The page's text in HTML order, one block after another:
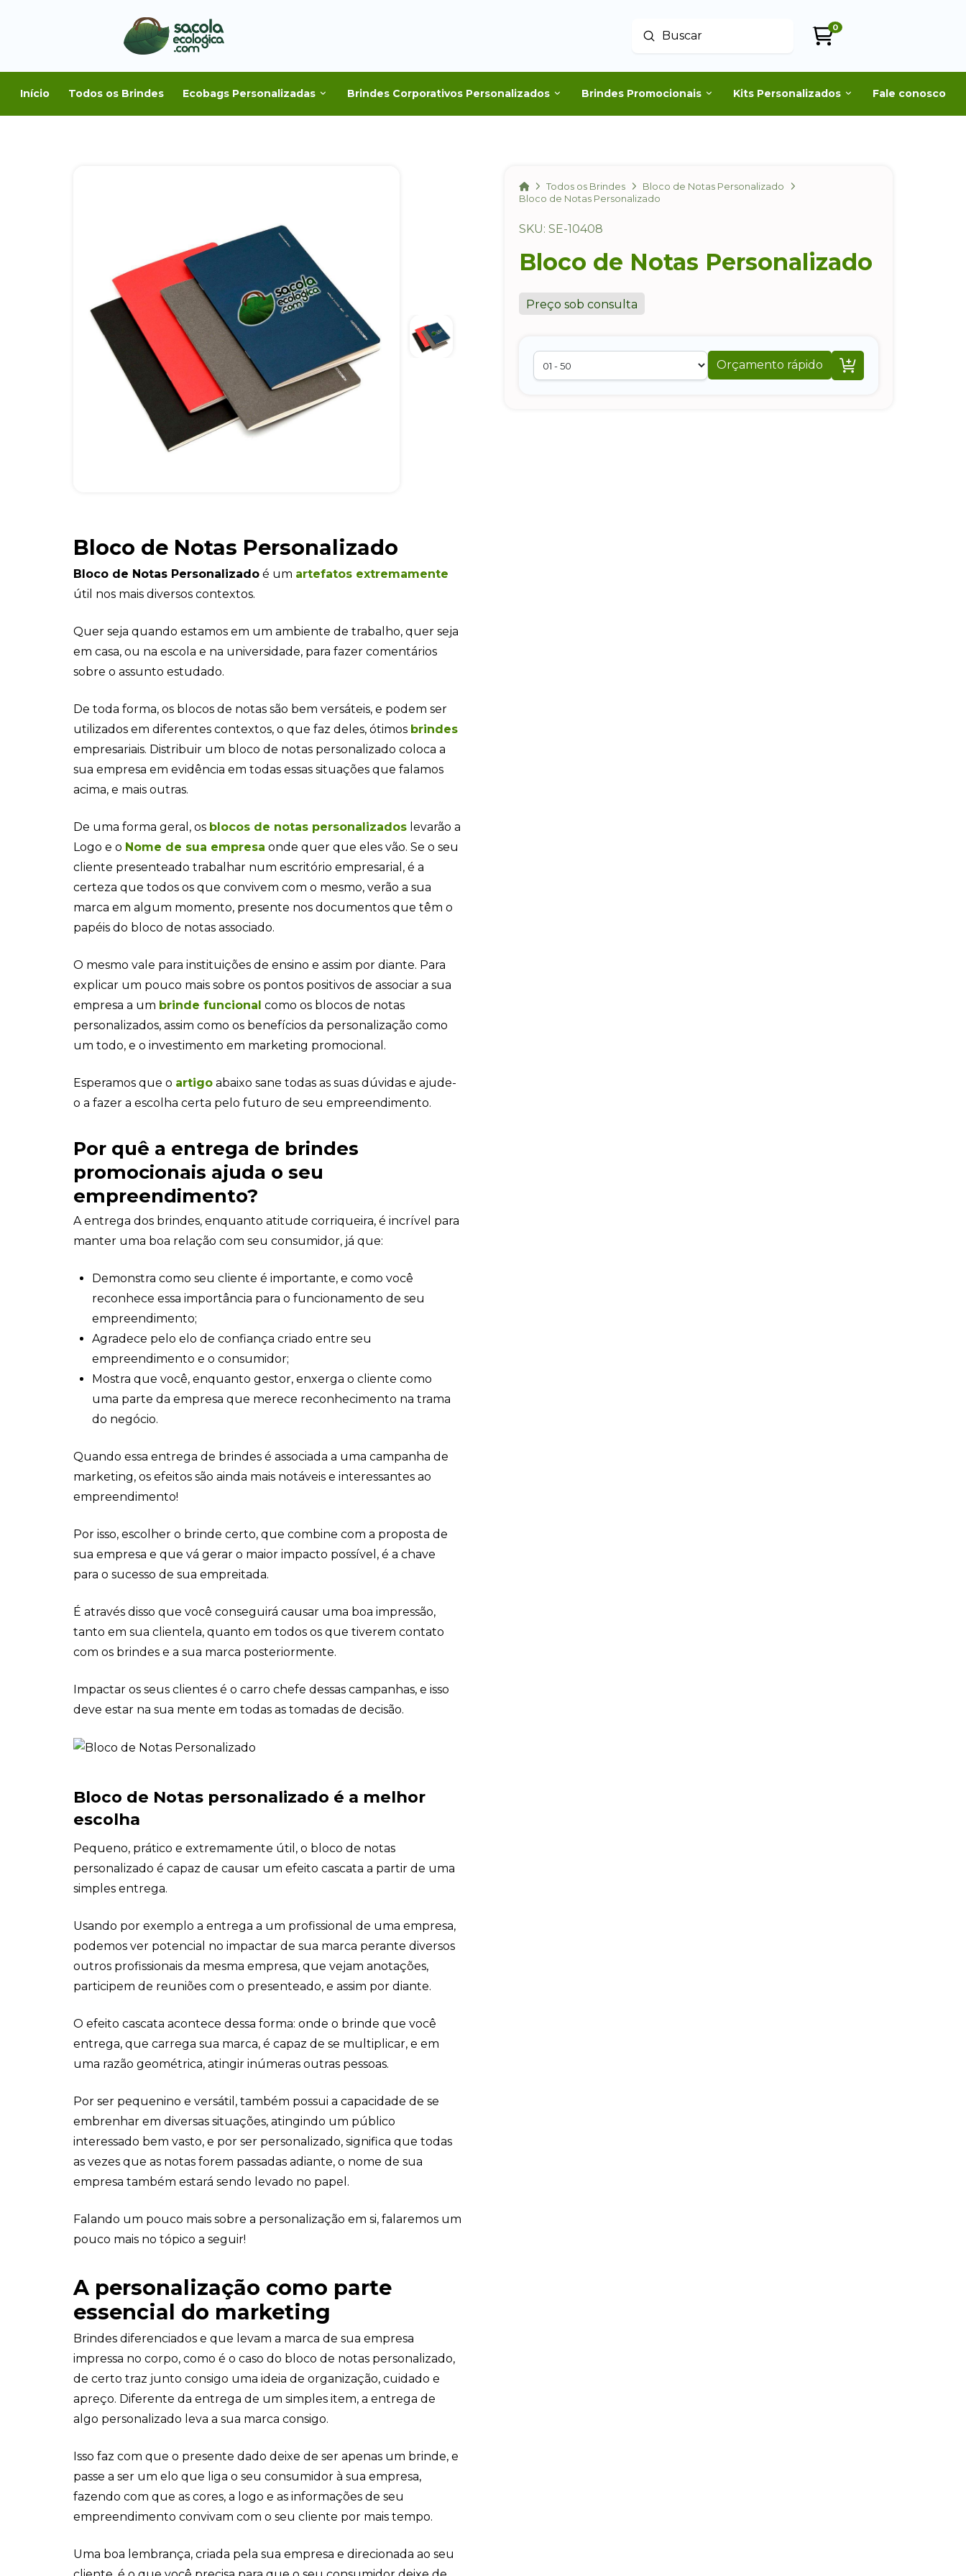
Buscar
Enviar
0
Início Todos os Brindes Ecobags Personalizadas Brindes Corporativos Personalizados Brindes Promocionais Kits Personalizados Fale conosco
HomeTodos os Brindes
Bloco de Notas Personalizado
Bloco de Notas Personalizado
SKU: SE-10408
Bloco de Notas Personalizado
Preço sob consulta
Orçamento rápido 
Bloco de Notas Personalizado
Bloco de Notas Personalizado é um artefatos extremamente
útil nos mais diversos contextos.
Quer seja quando estamos em um ambiente de trabalho, quer seja
em casa, ou na escola e na universidade, para fazer comentários
sobre o assunto estudado.
De toda forma, os blocos de notas são bem versáteis, e podem ser
utilizados em diferentes contextos, o que faz deles, ótimos brindes
empresariais. Distribuir um bloco de notas personalizado coloca a
sua empresa em evidência em todas essas situações que falamos
acima, e mais outras.
De uma forma geral, os blocos de notas personalizados levarão a
Logo e o Nome de sua empresa onde quer que eles vão. Se o seu
cliente presenteado trabalhar num escritório empresarial, é a
certeza que todos os que convivem com o mesmo, verão a sua
marca em algum momento, presente nos documentos que têm o
papéis do bloco de notas associado.
O mesmo vale para instituições de ensino e assim por diante. Para
explicar um pouco mais sobre os pontos positivos de associar a sua
empresa a um brinde funcional como os blocos de notas
personalizados, assim como os benefícios da personalização como
um todo, e o investimento em marketing promocional.
Esperamos que o artigo abaixo sane todas as suas dúvidas e ajude-
o a fazer a escolha certa pelo futuro de seu empreendimento.
Por quê a entrega de brindes
promocionais ajuda o seu
empreendimento?
A entrega dos brindes, enquanto atitude corriqueira, é incrível para
manter uma boa relação com seu consumidor, já que:
Demonstra como seu cliente é importante, e como você
reconhece essa importância para o funcionamento de seu
empreendimento;
Agradece pelo elo de confiança criado entre seu
empreendimento e o consumidor;
Mostra que você, enquanto gestor, enxerga o cliente como
uma parte da empresa que merece reconhecimento na trama
do negócio.
Quando essa entrega de brindes é associada a uma campanha de
marketing, os efeitos são ainda mais notáveis e interessantes ao
empreendimento!
Por isso, escolher o brinde certo, que combine com a proposta de
sua empresa e que vá gerar o maior impacto possível, é a chave
para o sucesso de sua empreitada.
É através disso que você conseguirá causar uma boa impressão,
tanto em sua clientela, quanto em todos os que tiverem contato
com os brindes e a sua marca posteriormente.
Impactar os seus clientes é o carro chefe dessas campanhas, e isso
deve estar na sua mente em todas as tomadas de decisão.
Bloco de Notas personalizado é a melhor
escolha
Pequeno, prático e extremamente útil, o bloco de notas
personalizado é capaz de causar um efeito cascata a partir de uma
simples entrega.
Usando por exemplo a entrega a um profissional de uma empresa,
podemos ver potencial no impactar de sua marca perante diversos
outros profissionais da mesma empresa, que vejam anotações,
participem de reuniões com o presenteado, e assim por diante.
O efeito cascata acontece dessa forma: onde o brinde que você
entrega, que carrega sua marca, é capaz de se multiplicar, e em
uma razão geométrica, atingir inúmeras outras pessoas.
Por ser pequenino e versátil, também possui a capacidade de se
embrenhar em diversas situações, atingindo um público
interessado bem vasto, e por ser personalizado, significa que todas
as vezes que as notas forem passadas adiante, o nome de sua
empresa também estará sendo levado no papel.
Falando um pouco mais sobre a personalização em si, falaremos um
pouco mais no tópico a seguir!
A personalização como parte
essencial do marketing
Brindes diferenciados e que levam a marca de sua empresa
impressa no corpo, como é o caso do bloco de notas personalizado,
de certo traz junto consigo uma ideia de organização, cuidado e
apreço. Diferente da entrega de um simples item, a entrega de
algo personalizado leva a sua marca consigo.
Isso faz com que o presente dado deixe de ser apenas um brinde, e
passe a ser um elo que liga o seu consumidor à sua empresa,
fazendo com que as cores, a logo e as informações de seu
empreendimento convivam com o seu cliente por mais tempo.
Uma boa lembrança, criada pela sua empresa e direcionada ao seu
Eu concordo em receber comunicações.